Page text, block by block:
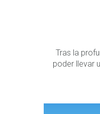
Tras la
poder llevar